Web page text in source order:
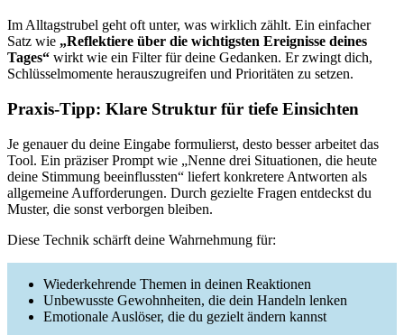
Im Alltagstrubel geht oft unter, was wirklich zählt. Ein einfacher
Satz wie „Reflektiere über die wichtigsten Ereignisse deines
Tages“ wirkt wie ein Filter für deine Gedanken. Er zwingt dich,
Schlüsselmomente herauszugreifen und Prioritäten zu setzen.
Praxis-Tipp: Klare Struktur für tiefe Einsichten
Je genauer du deine Eingabe formulierst, desto besser arbeitet das
Tool. Ein präziser Prompt wie „Nenne drei Situationen, die heute
deine Stimmung beeinflussten“ liefert konkretere Antworten als
allgemeine Aufforderungen. Durch gezielte Fragen entdeckst du
Muster, die sonst verborgen bleiben.
Diese Technik schärft deine Wahrnehmung für:
Wiederkehrende Themen in deinen Reaktionen
Unbewusste Gewohnheiten, die dein Handeln lenken
Emotionale Auslöser, die du gezielt ändern kannst